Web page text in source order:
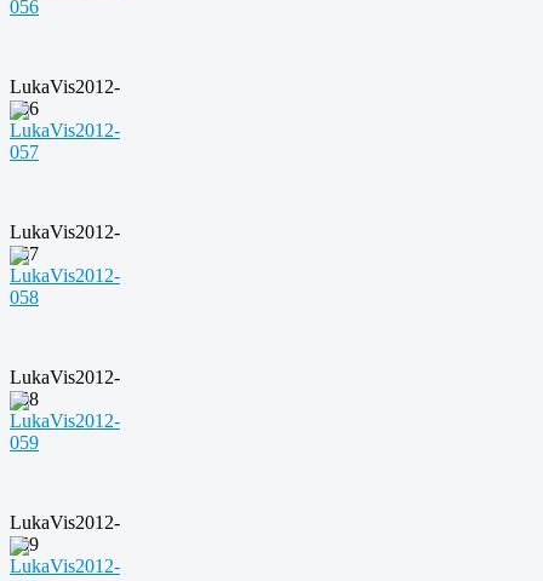
LukaVis2012-
056
LukaVis2012-
057
LukaVis2012-
058
LukaVis2012-
059